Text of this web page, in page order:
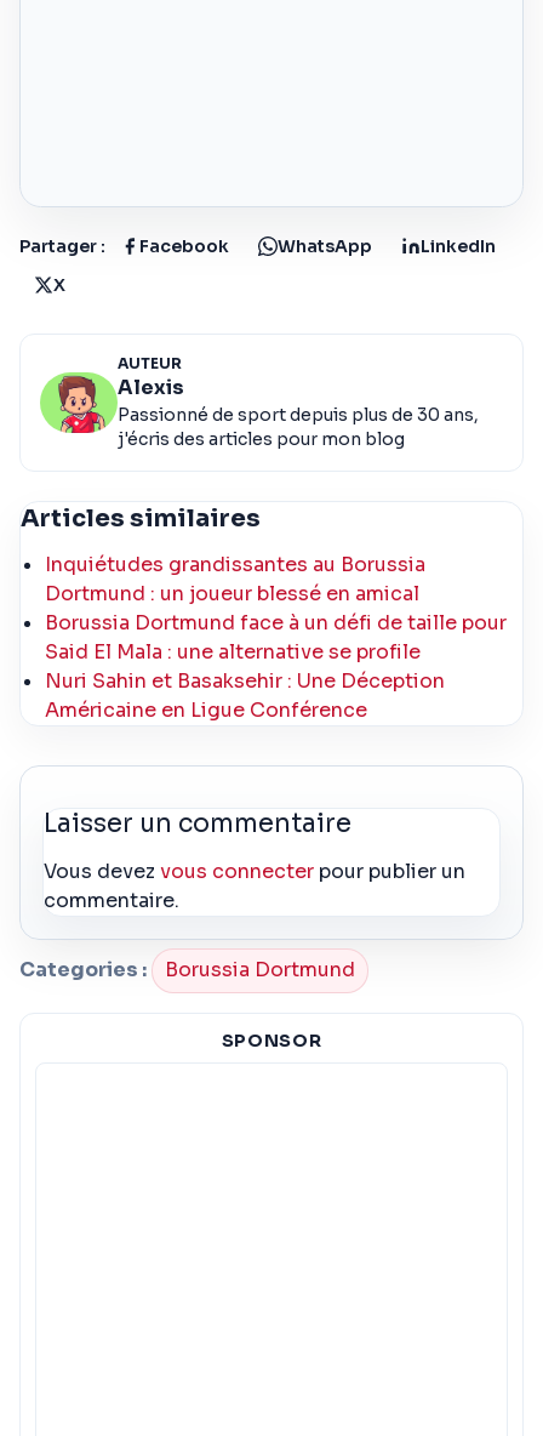
Partager : Facebook WhatsApp
LinkedIn
X
AUTEUR
Alexis
Passionné de sport depuis plus de 30 ans,
j'écris des articles pour mon blog
Articles similaires
Inquiétudes grandissantes au Borussia
Dortmund : un joueur blessé en amical
Borussia Dortmund face à un défi de taille pour
Said El Mala : une alternative se profile
Nuri Sahin et Basaksehir : Une Déception
Américaine en Ligue Conférence
Laisser un commentaire
Vous devezvous connecter pour publier un
commentaire.
Categories : Borussia Dortmund
SPONSOR